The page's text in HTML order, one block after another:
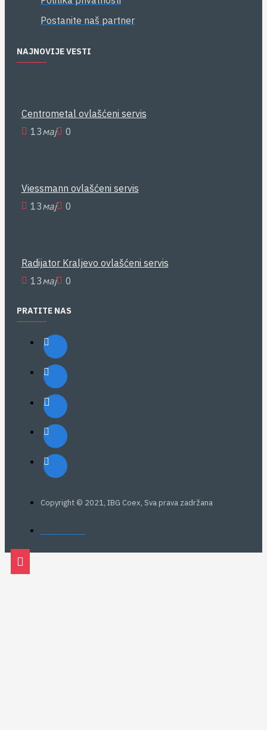
Postanite naš partner
NAJNOVIJE VESTI
Centrometal ovlašćeni servis
13мај 0
Viessmann ovlašćeni servis
13мај 0
Radijator Kraljevo ovlašćeni servis
13мај 0
PRATITE NAS
Copyright © 2021, IBG Coex, Sva prava zadržana